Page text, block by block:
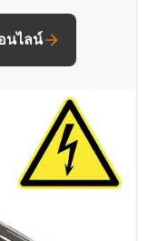
นไลน์